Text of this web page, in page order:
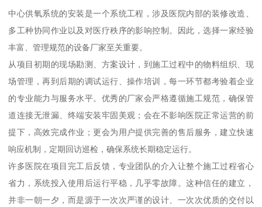
中心供氧系统的安装是一个系统工程，涉及医院内部的装修改造、
多工种协同作业以及对医疗秩序的影响控制。因此，选择一家经验
丰富、管理规范的设备厂家至关重要。
从项目初期的现场勘测、方案设计，到施工过程中的物料组织、现
场管理，再到后期的调试运行、操作培训，每一环节都考验着企业
的专业能力与服务水平。优秀的厂家会严格遵循施工规范，确保管
道连接无泄漏、终端安装牢固美观；会在不影响医院正常运营的前
提下，高效完成作业；更会为用户提供完善的售后服务，建立快速
响应机制，定期回访巡检，确保系统长期稳定运行。
许多医院在项目完工后反馈，专业团队的介入让整个施工过程省心
省力，系统投入使用后运行平稳，几乎零故障。这种信任的建立，
并非一朝一夕，而是源于一次次严谨的设计、一次次优质的交付以